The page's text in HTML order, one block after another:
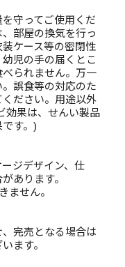
守ってご使用くだ
部屋の換気を行っ
ケース等の密閉性
児の手の届くとこ
られません。万一
誤食等の対応のた
ださい。用途以外
効果は、せんい製品
す。)
ジデザイン、仕
あります。
ません。
完売となる場合は
ます。